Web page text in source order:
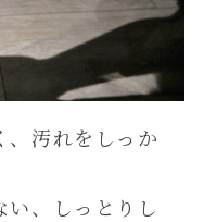
、汚れをしっか
い、しっとりし